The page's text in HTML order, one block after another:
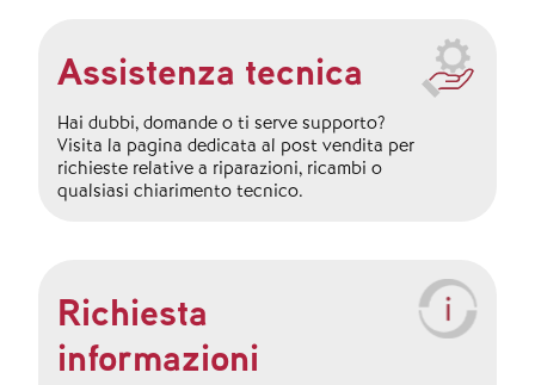
Assistenza tecnica
Hai dubbi, domande o ti serve supporto?
Visita la pagina dedicata al post vendita per
richieste relative a riparazioni, ricambi o
qualsiasi chiarimento tecnico.
Richiesta
informazioni